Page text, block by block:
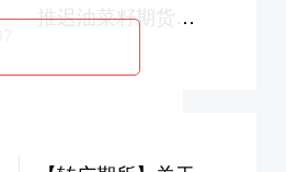
保证金调整为19%
推迟油菜籽期货
合约挂牌的通知 第-